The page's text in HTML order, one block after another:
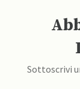
Sottoscrivi